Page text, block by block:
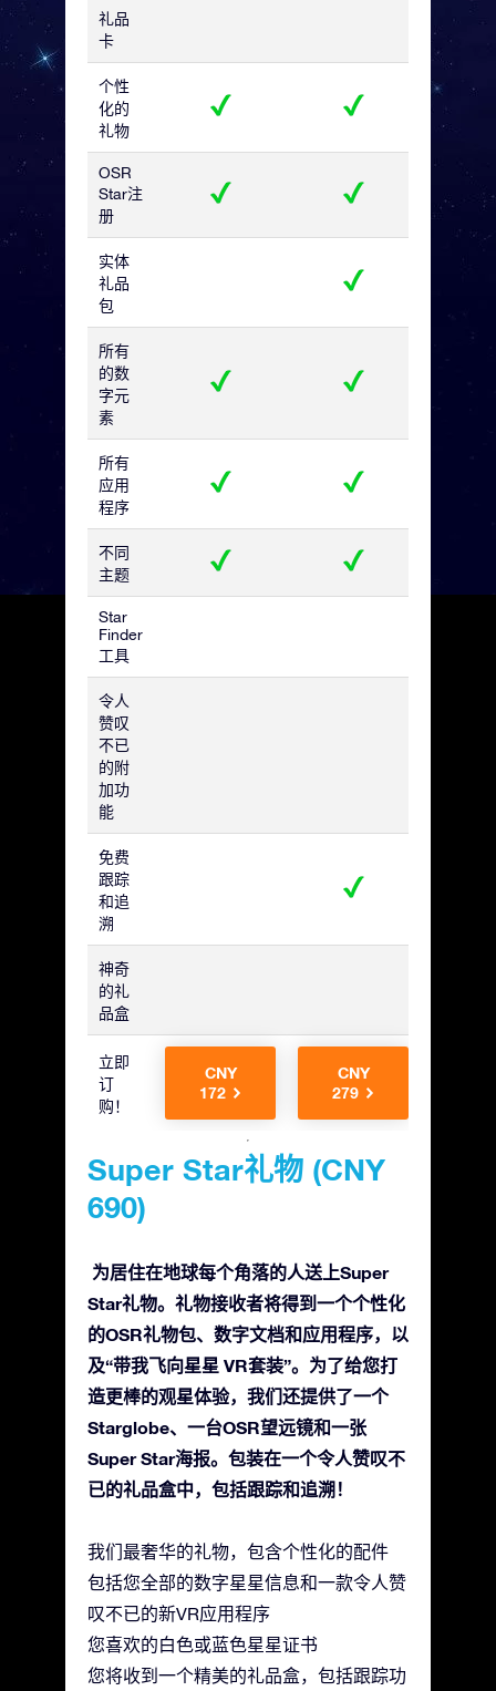
礼品
卡
个性
化的
礼物
OSR
Star注
册
实体
礼品
包
所有
的数
字元
素
所有
应用
程序
不同
主题
Star
Finder
工具
令人
赞叹
不已
的附
加功
能
免费
跟踪
和追
溯
神奇
的礼
品盒
立即
订
购！
CNY
172
CNY
279
Super Star礼物 (CNY
690)
为居住在地球每个角落的人送上Super
Star礼物。礼物接收者将得到一个个性化
的OSR礼物包、数字文档和应用程序，以
及“带我飞向星星 VR套装”。为了给您打
造更棒的观星体验，我们还提供了一个
Starglobe、一台OSR望远镜和一张
Super Star海报。包装在一个令人赞叹不
已的礼品盒中，包括跟踪和追溯！
我们最奢华的礼物，包含个性化的配件
包括您全部的数字星星信息和一款令人赞
叹不已的新VR应用程序
您喜欢的白色或蓝色星星证书
您将收到一个精美的礼品盒，包括跟踪功